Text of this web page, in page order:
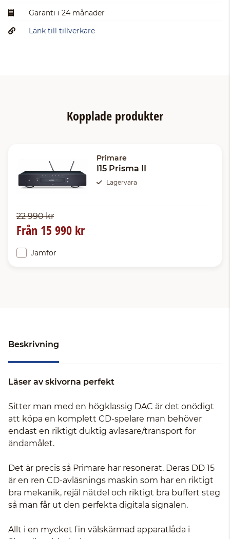
Garanti i 24 månader
Länk till tillverkare
Kopplade produkter
Primare
I15 Prisma II
Lagervara
22 990 kr
Från 15 990 kr
Jämför
Beskrivning
Läser av skivorna perfekt
Sitter man med en högklassig DAC är det onödigt
att köpa en komplett CD-spelare man behöver
endast en riktigt duktig avläsare/transport för
ändamålet.
Det är precis så Primare har resonerat. Deras DD 15
är en ren CD-avläsnings maskin som har en riktigt
bra mekanik, rejäl nätdel och riktigt bra buffert steg
så man får ut den perfekta digitala signalen.
Allt i en mycket fin välskärmad apparatlåda i